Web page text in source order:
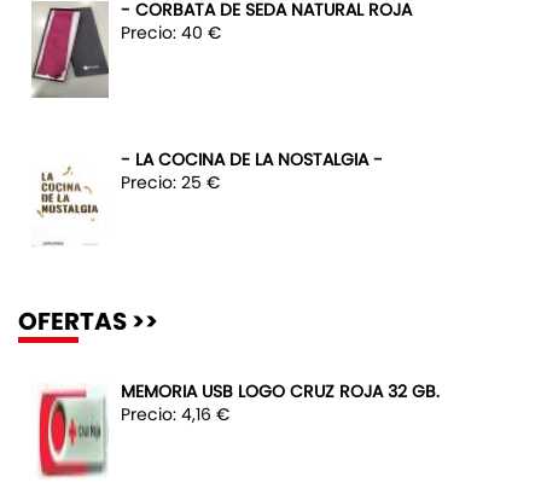
- CORBATA DE SEDA NATURAL ROJA
Precio: 40 €
- LA COCINA DE LA NOSTALGIA -
Precio: 25 €
OFERTAS >>
MEMORIA USB LOGO CRUZ ROJA 32 GB.
Precio: 4,16 €